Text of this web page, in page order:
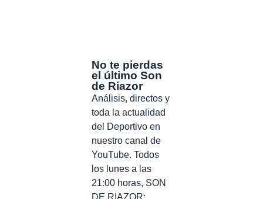
No te pierdas
el último Son
de Riazor
Análisis, directos y
toda la actualidad
del Deportivo en
nuestro canal de
YouTube. Todos
los lunes a las
21:00 horas, SON
DE RIAZOR: